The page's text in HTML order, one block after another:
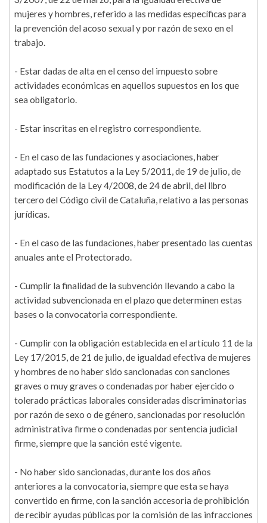
mujeres y hombres, referido a las medidas específicas para
la prevención del acoso sexual y por razón de sexo en el
trabajo.
- Estar dadas de alta en el censo del impuesto sobre
actividades económicas en aquellos supuestos en los que
sea obligatorio.
- Estar inscritas en el registro correspondiente.
- En el caso de las fundaciones y asociaciones, haber
adaptado sus Estatutos a la Ley 5/2011, de 19 de julio, de
modificación de la Ley 4/2008, de 24 de abril, del libro
tercero del Código civil de Cataluña, relativo a las personas
jurídicas.
- En el caso de las fundaciones, haber presentado las cuentas
anuales ante el Protectorado.
- Cumplir la finalidad de la subvención llevando a cabo la
actividad subvencionada en el plazo que determinen estas
bases o la convocatoria correspondiente.
- Cumplir con la obligación establecida en el artículo 11 de la
Ley 17/2015, de 21 de julio, de igualdad efectiva de mujeres
y hombres de no haber sido sancionadas con sanciones
graves o muy graves o condenadas por haber ejercido o
tolerado prácticas laborales consideradas discriminatorias
por razón de sexo o de género, sancionadas por resolución
administrativa firme o condenadas por sentencia judicial
firme, siempre que la sanción esté vigente.
- No haber sido sancionadas, durante los dos años
anteriores a la convocatoria, siempre que esta se haya
convertido en firme, con la sanción accesoria de prohibición
de recibir ayudas públicas por la comisión de las infracciones